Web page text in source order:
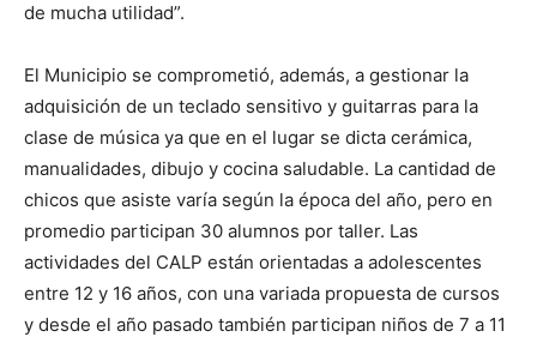
de mucha utilidad”.
El Municipio se comprometió, además, a gestionar la
adquisición de un teclado sensitivo y guitarras para la
clase de música ya que en el lugar se dicta cerámica,
manualidades, dibujo y cocina saludable. La cantidad de
chicos que asiste varía según la época del año, pero en
promedio participan 30 alumnos por taller. Las
actividades del CALP están orientadas a adolescentes
entre 12 y 16 años, con una variada propuesta de cursos
y desde el año pasado también participan niños de 7 a 11